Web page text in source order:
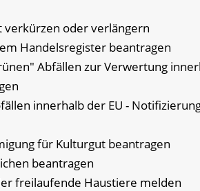
verkürzen oder verlängern
Handelsregister beantragen
Abfällen zur Verwertung
innerhalb der EU -
für Kulturgut beantragen
beantragen
freilaufende Haustiere melden